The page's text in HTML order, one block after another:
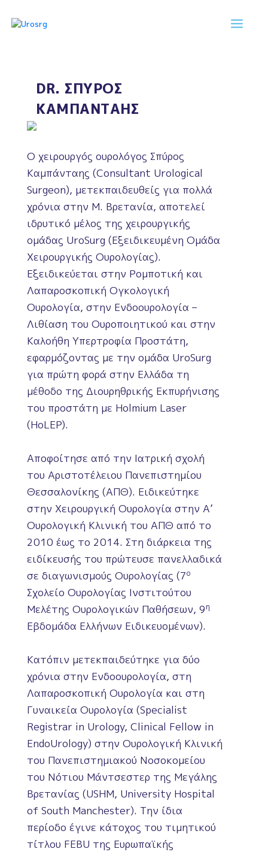
content
ΠΑΘΗΣΕΙΣ
ΟΜΑΔΑ
ΕΠΙΚΟΙΝΩΝΙΑ
DR. ΣΠΥΡΟΣ
ΚΑΜΠΑΝΤΑΗΣ
Ο χειρουργός ουρολόγος Σπύρος
Καμπάνταης (Consultant Urological
Surgeon), μετεκπαιδευθείς για πολλά
χρόνια στην Μ. Βρετανία, αποτελεί
ιδρυτικό μέλος της χειρουργικής
ομάδας UroSurg (Εξειδικευμένη Ομάδα
Χειρουργικής Ουρολογίας).
Εξειδικεύεται στην Ρομποτική και
Λαπαροσκοπική Ογκολογική
Ουρολογία, στην Ενδοουρολογία –
Λιθίαση του Oυροποιητικού και στην
Καλοήθη Υπερτροφία Προστάτη,
εφαρμόζοντας με την ομάδα UroSurg
για πρώτη φορά στην Ελλάδα τη
μέθοδο της Διουρηθρικής Εκπυρήνισης
του προστάτη με Holmium Laser
(HoLEP).
Αποφοίτησε από την Ιατρική σχολή
του Αριστοτέλειου Πανεπιστημίου
Θεσσαλονίκης (ΑΠΘ). Ειδικεύτηκε
στην Χειρουργική Ουρολογία στην Α’
Ουρολογική Κλινική του ΑΠΘ από το
2010 έως το 2014. Στη διάρκεια της
ειδίκευσής του πρώτευσε πανελλαδικά
σε διαγωνισμούς Ουρολογίας (7ο
Σχολείο Ουρολογίας Ινστιτούτου
Μελέτης Ουρολογικών Παθήσεων, 9η
Εβδομάδα Ελλήνων Ειδικευομένων).
Κατόπιν μετεκπαιδεύτηκε για δύο
χρόνια στην Ενδοουρολογία, στη
Λαπαροσκοπική Ουρολογία και στη
Γυναικεία Ουρολογία (Specialist
Registrar in Urology, Clinical Fellow in
EndoUrology) στην Ουρολογική Κλινική
του Πανεπιστημιακού Νοσοκομείου
του Νότιου Μάντσεστερ της Μεγάλης
Βρετανίας (USHM, University Hospital
of South Manchester). Την ίδια
περίοδο έγινε κάτοχος του τιμητικού
τίτλου FEBU της Ευρωπαϊκής